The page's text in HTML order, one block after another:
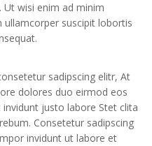
Ut wisi enim ad minim
suscipit lobortis
sadipscing elitr, At
dolores duo eirmod eos
justo labore Stet clita
Consetetur sadipscing
invidunt ut labore et